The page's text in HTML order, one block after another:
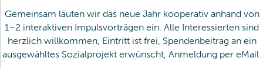
Gemeinsam läuten wir das neue Jahr kooperativ anhand von
1–2 interaktiven Impulsvorträgen ein. Alle Interessierten sind
herzlich willkommen, Eintritt ist frei, Spendenbeitrag an ein
ausgewähltes Sozialprojekt erwünscht, Anmeldung per eMail.